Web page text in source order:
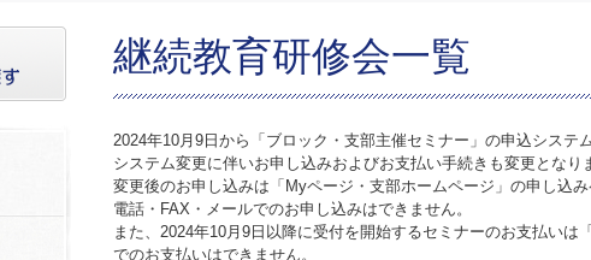
継続教育研修会一覧
2024年10月9日から「ブロック・支部主催セミナー」の申込システ
システム変更に伴いお申し込みおよびお支払い手続きも変更となり
変更後のお申し込みは「Myページ・支部ホームページ」の申し込
電話・FAX・メールでのお申し込みはできません。
また、2024年10月9日以降に受付を開始するセミナーのお支払いは
でのお支払いはできません。